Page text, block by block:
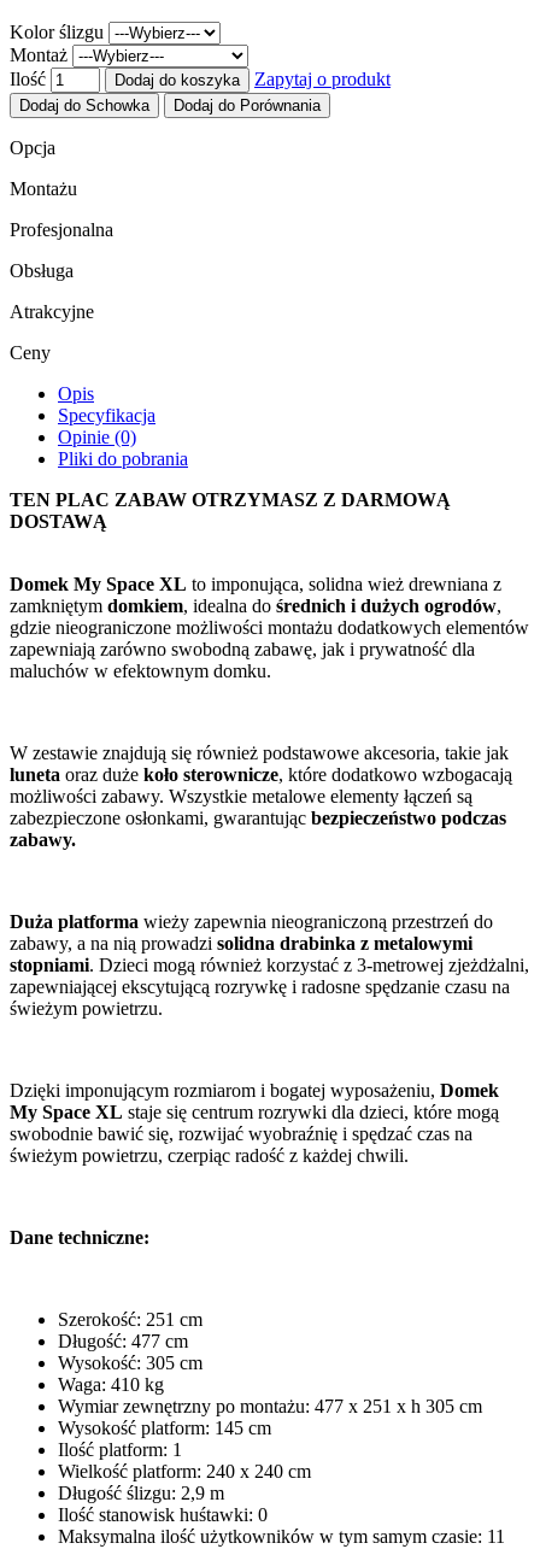
Kolor ślizgu
Montaż
Ilość
Dodaj do koszyka Zapytaj o produkt
Dodaj do Schowka Dodaj do Porównania
Opcja
Montażu
Profesjonalna
Obsługa
Atrakcyjne
Ceny
Opis
Specyfikacja
Opinie (0)
Pliki do pobrania
TEN PLAC ZABAW OTRZYMASZ Z DARMOWĄ
DOSTAWĄ
Domek My Space XL to imponująca, solidna wież drewniana z
zamkniętym domkiem, idealna do średnich i dużych ogrodów,
gdzie nieograniczone możliwości montażu dodatkowych elementów
zapewniają zarówno swobodną zabawę, jak i prywatność dla
maluchów w efektownym domku.
W zestawie znajdują się również podstawowe akcesoria, takie jak
luneta oraz duże koło sterownicze, które dodatkowo wzbogacają
możliwości zabawy. Wszystkie metalowe elementy łączeń są
zabezpieczone osłonkami, gwarantując bezpieczeństwo podczas
zabawy.
Duża platforma wieży zapewnia nieograniczoną przestrzeń do
zabawy, a na nią prowadzi solidna drabinka z metalowymi
stopniami. Dzieci mogą również korzystać z 3-metrowej zjeżdżalni,
zapewniającej ekscytującą rozrywkę i radosne spędzanie czasu na
świeżym powietrzu.
Dzięki imponującym rozmiarom i bogatej wyposażeniu, Domek
My Space XL staje się centrum rozrywki dla dzieci, które mogą
swobodnie bawić się, rozwijać wyobraźnię i spędzać czas na
świeżym powietrzu, czerpiąc radość z każdej chwili.
Dane techniczne:
Szerokość: 251 cm
Długość: 477 cm
Wysokość: 305 cm
Waga: 410 kg
Wymiar zewnętrzny po montażu: 477 x 251 x h 305 cm
Wysokość platform: 145 cm
Ilość platform: 1
Wielkość platform: 240 x 240 cm
Długość ślizgu: 2,9 m
Ilość stanowisk huśtawki: 0
Maksymalna ilość użytkowników w tym samym czasie: 11